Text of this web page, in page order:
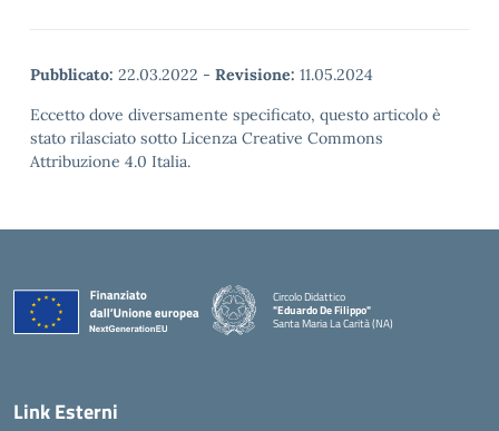
Pubblicato: 22.03.2022 - Revisione: 11.05.2024
Eccetto dove diversamente specificato, questo articolo è
stato rilasciato sotto Licenza Creative Commons
Attribuzione 4.0 Italia.
Circolo Didattico
"Eduardo De Filippo"
Santa Maria La Carità (NA)
Link Esterni